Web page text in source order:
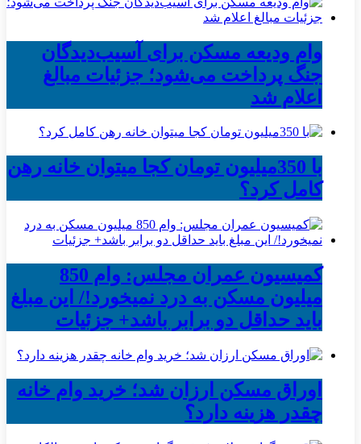
وام ودیعه مسکن برای آسیب‌دیدگان
جنگ پرداخت می‌شود؛ جزئیات مبالغ
اعلام شد
با 350میلیون تومان کجا میتوان خانه رهن
کامل کرد؟
کمیسیون عمران مجلس: وام 850
میلیون مسکن به درد نمیخورد!/ این مبلغ
باید حداقل دو برابر باشد+ جزئیات
اوراق مسکن ارزان شد؛ خرید وام خانه
چقدر هزینه دارد؟